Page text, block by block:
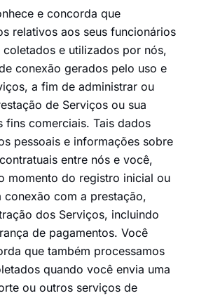
e concorda que
relativos aos seus funcionários
coletados e utilizados por nós,
conexão gerados pelo uso e
a fim de administrar ou
de Serviços ou sua
fins comerciais. Tais dados
pessoais e informações sobre
entre nós e você,
momento do registro inicial ou
conexão com a prestação,
dos Serviços, incluindo
de pagamentos. Você
que também processamos
quando você envia uma
ou outros serviços de